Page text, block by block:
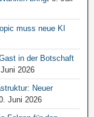
muss neue KI
in der Botschaft
2026
Neuer
Juni 2026